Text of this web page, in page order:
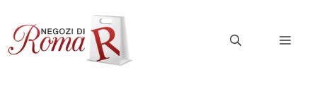
contenuto